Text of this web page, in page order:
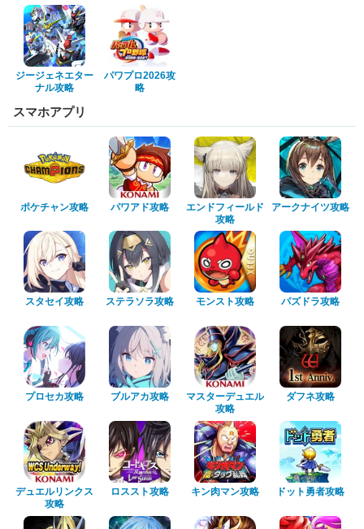
ジージェネエター
ナル攻略
パワプロ2026攻
略
スマホアプリ
ポケチャン攻略 パワアド攻略
エンドフィールド
攻略
アークナイツ攻略
スタセイ攻略 ステラソラ攻略 モンスト攻略 パズドラ攻略
プロセカ攻略 ブルアカ攻略
マスターデュエル
攻略
ダフネ攻略
デュエルリンクス
攻略
ロススト攻略 キン肉マン攻略 ドット勇者攻略